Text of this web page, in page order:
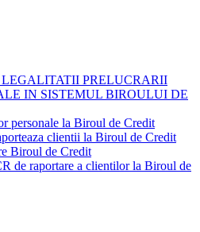
PRELUCRARII
IN SISTEMUL BIROULUI DE
personale la Biroul de Credit
clientii la Biroul de Credit
Biroul de Credit
de raportare a clientilor la Biroul de